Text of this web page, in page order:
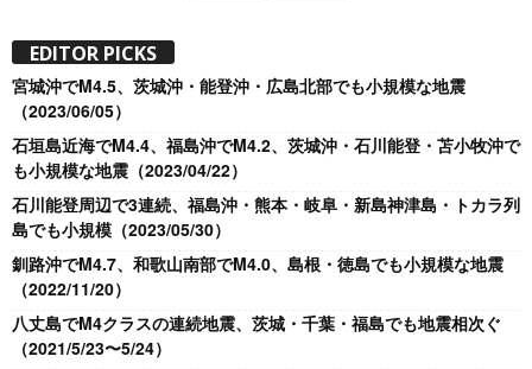
EDITOR PICKS
宮城沖でM4.5、茨城沖・能登沖・広島北部でも小規模な地震
（2023/06/05）
石垣島近海でM4.4、福島沖でM4.2、茨城沖・石川能登・苫小牧沖で
も小規模な地震（2023/04/22）
石川能登周辺で3連続、福島沖・熊本・岐阜・新島神津島・トカラ列
島でも小規模（2023/05/30）
釧路沖でM4.7、和歌山南部でM4.0、島根・徳島でも小規模な地震
（2022/11/20）
八丈島でM4クラスの連続地震、茨城・千葉・福島でも地震相次ぐ
（2021/5/23〜5/24）